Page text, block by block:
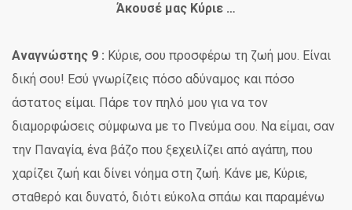
Άκουσέ μας Κύριε …
Αναγνώστης 9 : Κύριε, σου προσφέρω τη ζωή μου. Είναι
δική σου! Εσύ γνωρίζεις πόσο αδύναμος και πόσο
άστατος είμαι. Πάρε τον πηλό μου για να τον
διαμορφώσεις σύμφωνα με το Πνεύμα σου. Να είμαι, σαν
την Παναγία, ένα βάζο που ξεχειλίζει από αγάπη, που
χαρίζει ζωή και δίνει νόημα στη ζωή. Κάνε με, Κύριε,
σταθερό και δυνατό, διότι εύκολα σπάω και παραμένω